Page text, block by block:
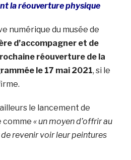
la réouverture physique
numérique du musée de
d’accompagner et de
réouverture de la
le 17 mai 2021, si le
le lancement de
comme « un moyen d’offrir au
revenir voir leur peintures